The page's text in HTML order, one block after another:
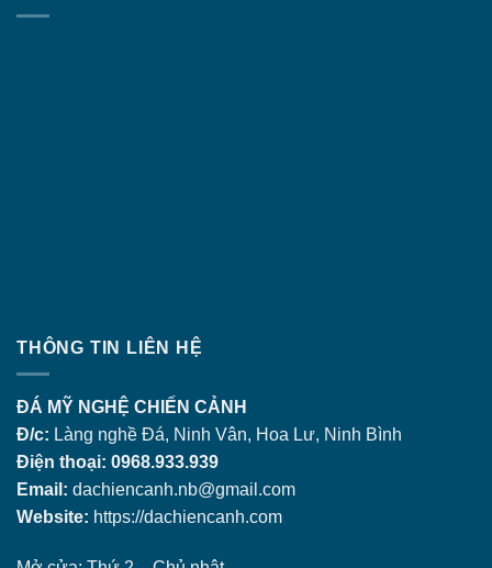
THÔNG TIN LIÊN HỆ
ĐÁ MỸ NGHỆ CHIẾN CẢNH
Đ/c: Làng nghề Đá, Ninh Vân, Hoa Lư, Ninh Bình
Điện thoại: 0968.933.939
Email: dachiencanh.nb@gmail.com
Website: https://dachiencanh.com